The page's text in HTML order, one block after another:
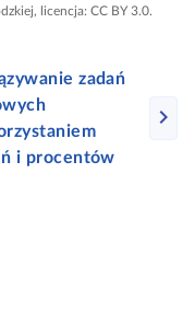
ć
w
licencja: CC BY 3.0.
zadań
i procentów